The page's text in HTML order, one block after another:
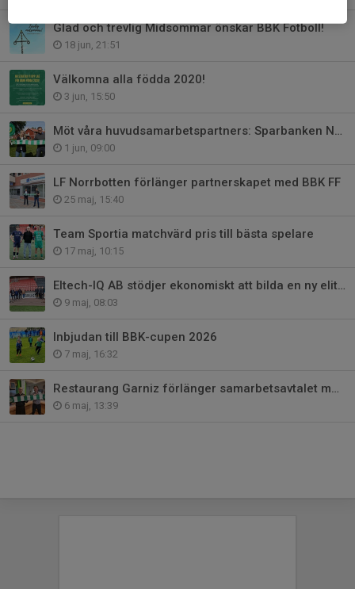
Glad och trevlig Midsommar önskar BBK Fotboll!
18 jun, 21:51
Välkomna alla födda 2020!
3 jun, 15:50
Möt våra huvudsamarbetspartners: Sparbanken Nord
1 jun, 09:00
LF Norrbotten förlänger partnerskapet med BBK FF
25 maj, 15:40
Team Sportia matchvärd pris till bästa spelare
17 maj, 10:15
Eltech-IQ AB stödjer ekonomiskt att bilda en ny elitförening
9 maj, 08:03
Inbjudan till BBK-cupen 2026
7 maj, 16:32
Restaurang Garniz förlänger samarbetsavtalet med BBK FF
6 maj, 13:39